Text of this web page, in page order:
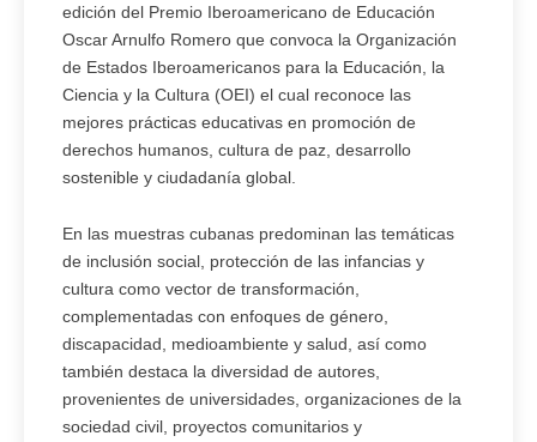
edición del Premio Iberoamericano de Educación
Oscar Arnulfo Romero que convoca la Organización
de Estados Iberoamericanos para la Educación, la
Ciencia y la Cultura (OEI) el cual reconoce las
mejores prácticas educativas en promoción de
derechos humanos, cultura de paz, desarrollo
sostenible y ciudadanía global.
En las muestras cubanas predominan las temáticas
de inclusión social, protección de las infancias y
cultura como vector de transformación,
complementadas con enfoques de género,
discapacidad, medioambiente y salud, así como
también destaca la diversidad de autores,
provenientes de universidades, organizaciones de la
sociedad civil, proyectos comunitarios y